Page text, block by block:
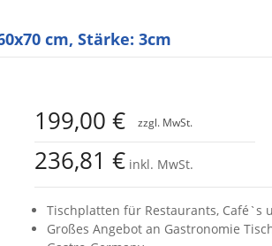
cm, Stärke: 3cm
199,00 €
236,81 € inkl. MwSt.
Tischplatten für Restaurants, Café`s
Großes Angebot an Gastronomie